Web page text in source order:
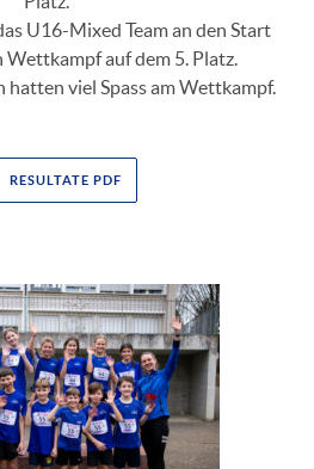
U16-Mixed Team an den Start
Wettkampf auf dem 5. Platz.
hatten viel Spass am Wettkampf.
RESULTATE PDF